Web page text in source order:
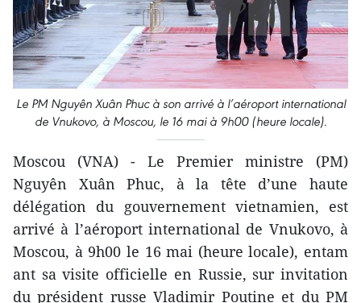
Le PM Nguyên Xuân Phuc ​à son arrivé à l’aéroport international
de Vnukovo, à Moscou, le 16 mai à 9h00 (heure locale).
Moscou (VNA) - Le Premier ministre (PM)
Nguyên Xuân Phuc, ​à la tête d’une haute
délégation du gouvernement vietnamien, est
arrivé à l’aéroport international de Vnukovo, à
Moscou, à 9h00 ​le 16 mai (heure locale), entam​
ant sa visite officielle en Russie, sur invitation
du président russe Vladimir Poutine et du PM